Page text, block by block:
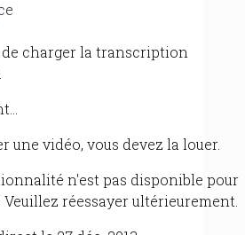
charger la transcription
une vidéo, vous devez la louer.
n'est pas disponible pour
réessayer ultérieurement.